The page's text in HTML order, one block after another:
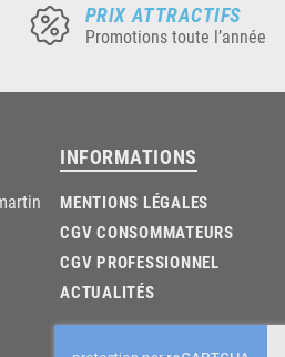
PRIX ATTRACTIFS
Promotions toute l’année
INFORMATIONS
MENTIONS LÉGALES
CGV CONSOMMATEURS
CGV PROFESSIONNEL
ACTUALITÉS